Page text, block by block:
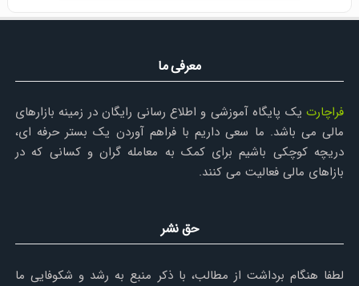
معرفی ما
فراچارتیک پایگاه آموزشی و اطلاع رسانی رایگان در زمینه بازارهای
مالی می باشد. ما سعی داریم با فراهم آوردن یک بستر حرفه ای،
دریچه کوچکی باشیم برای کمک به معامله گران و کسانی که در
بازاهای مالی فعالیت می کنند.
حق نشر
لطفا هنگام برداشت از مطالب، با ذکر منبع به رشد و شکوفایی ما